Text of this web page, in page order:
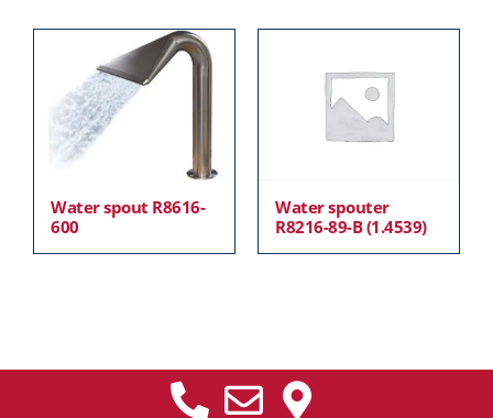
Water spout R8616-
600
Water spouter
R8216-89-B (1.4539)